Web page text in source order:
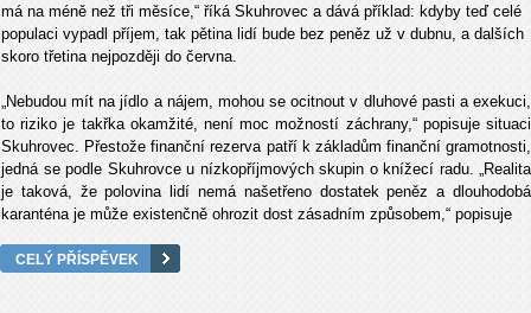
má na méně než tři měsíce,“ říká Skuhrovec a dává příklad: kdyby teď celé
populaci vypadl příjem, tak pětina lidí bude bez peněz už v dubnu, a dalších
skoro třetina nejpozději do června.
„Nebudou mít na jídlo a nájem, mohou se ocitnout v dluhové pasti a exekuci,
to riziko je takřka okamžité, není moc možností záchrany,“ popisuje situaci
Skuhrovec. Přestože finanční rezerva patří k základům finanční gramotnosti,
jedná se podle Skuhrovce u nízkopříjmových skupin o knížecí radu. „Realita
je taková, že polovina lidí nemá našetřeno dostatek peněz a dlouhodobá
karanténa je může existenčně ohrozit dost zásadním způsobem,“ popisuje
CELÝ PŘÍSPĚVEK